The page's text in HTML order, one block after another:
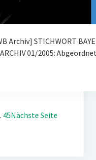
Archiv] STICHWORT
01/2005:
45Nächste Seite